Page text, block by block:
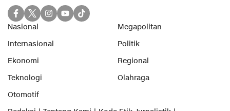
Nasional
Megapolitan
Internasional
Politik
Ekonomi
Regional
Teknologi
Olahraga
Otomotif